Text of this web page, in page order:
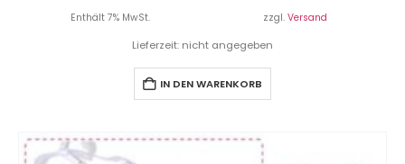
Enthält 7% MwSt. zzgl. Versand
Lieferzeit: nicht angegeben
IN DEN WARENKORB